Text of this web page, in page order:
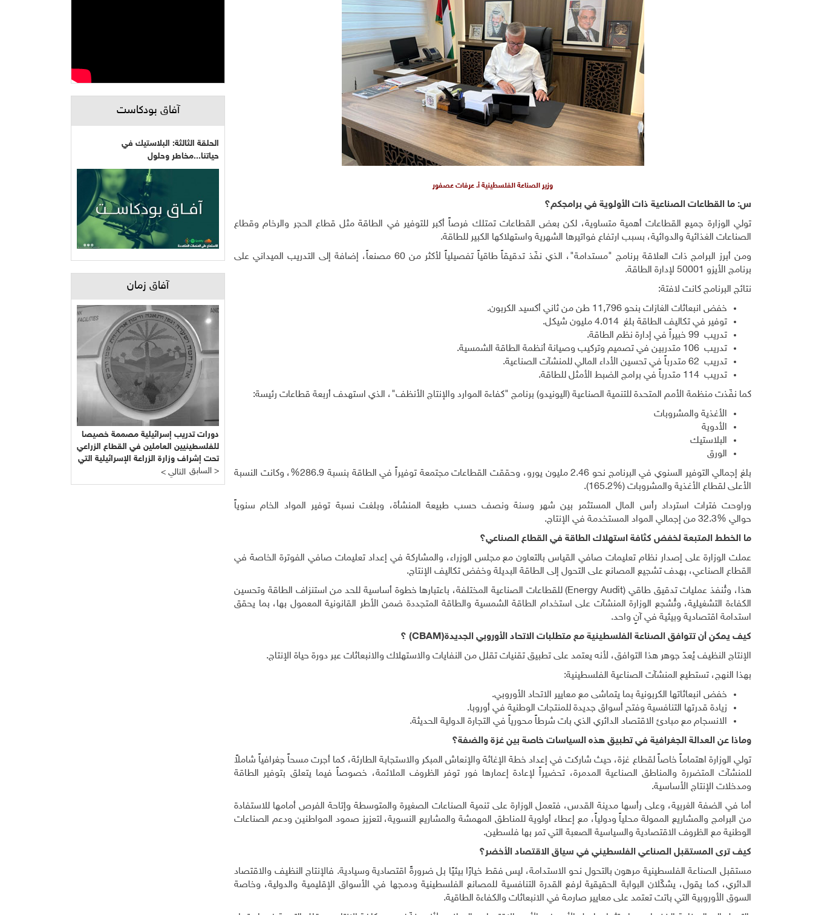
وزير الصناعة الفلسطينية أ. عرفات عصفور
س: ما القطاعات الصناعية ذات الأولوية في برامجكم؟
تولي الوزارة جميع القطاعات أهمية متساوية، لكن بعض القطاعات تمتلك فرصاً أكبر للتوفير في الطاقة مثل قطاع الحجر والرخام وقطاع
الصناعات الغذائية والدوائية، بسبب ارتفاع فواتيرها الشهرية واستهلاكها الكبير للطاقة.
ومن أبرز البرامج ذات العلاقة برنامج "مستدامة" ، الذي نفّذ تدقيقاً طاقياً تفصيلياً لأكثر من 60مصنعاً، إضافة إلى التدريب الميداني على
برنامج الأيزو 50001 لإدارة الطاقة
.
نتائج البرنامج كانت لافتة:
خفض انبعاثات الغازات بنحو 11,796 طن من ثاني أكسيد الكربون.
توفير في تكاليف الطاقة بلغ 4.014 مليون شيكل.
تدريب 99 خبيراً في إدارة نظم الطاقة.
تدريب 106 متدربين في تصميم وتركيب وصيانة أنظمة الطاقة الشمسية.
تدريب 62 متدرباً في تحسين الأداء المالي للمنشآت الصناعية.
تدريب 114 متدرباً في برامج الضبط الأمثل للطاقة.
كما نفّذت منظمة الأمم المتحدة للتنمية الصناعية (اليونيدو) برنامج "كفاءة الموارد والإنتاج الأنظف" ، الذي استهدف أربعة قطاعات رئيسة:
الأغذية والمشروبات
الأدوية
البلاستيك
الورق
بلغ إجمالي التوفير السنوي في البرنامج نحو 2.46مليون يورو، وحققت القطاعات مجتمعة توفيراً في الطاقة بنسبة 286.9 % ، وكانت النسبة
الأعلى لقطاع الأغذية والمشروبات (165.2%)
.
وراوحت فترات استرداد رأس المال المستثمر بين شهر وسنة ونصف حسب طبيعة المنشأة، وبلغت نسبة توفير المواد الخام سنوياً
حوالي 32.3% من إجمالي المواد المستخدمة في الإنتاج.
ما الخطط المتبعة لخفض كثافة استهلاك الطاقة في القطاع الصناعي؟
عملت الوزارة على إصدار نظام تعليمات صافي القياس بالتعاون مع مجلس الوزراء، والمشاركة في إعداد تعليمات صافي الفوترة الخاصة في
القطاع الصناعي، بهدف تشجيع المصانع على التحول إلى الطاقة البديلة وخفض تكاليف الإنتاج.
هذا، وتُنفذ عمليات تدقيق طاقي (Energy Audit)للقطاعات الصناعية المختلفة، باعتبارها خطوة أساسية للحد من استنزاف الطاقة وتحسين
الكفاءة التشغيلية، وتُشجع الوزارة المنشآت على استخدام الطاقة الشمسية والطاقة المتجددة ضمن الأطر القانونية المعمول بها، بما يحقق
استدامة اقتصادية وبيئية في آنٍ واحد.
كيف يمكن أن تتوافق الصناعة الفلسطينية مع متطلبات الاتحاد الأوروبي الجديدة(CBAM) ؟
الإنتاج النظيف يُعدّ جوهر هذا التوافق، لأنه يعتمد على تطبيق تقنيات تقلل من النفايات والاستهلاك والانبعاثات عبر دورة حياة الإنتاج.
بهذا النهج، تستطيع المنشآت الصناعية الفلسطينية:
خفض انبعاثاتها الكربونية بما يتماشى مع معايير الاتحاد الأوروبي.
زيادة قدرتها التنافسية وفتح أسواق جديدة للمنتجات الوطنية في أوروبا.
الانسجام مع مبادئ الاقتصاد الدائري الذي بات شرطاً محورياً في التجارة الدولية الحديثة.
وماذا عن العدالة الجغرافية في تطبيق هذه السياسات خاصة بين غزة والضفة؟
تولي الوزارة اهتماماً خاصاً لقطاع غزة، حيث شاركت في إعداد خطة الإغاثة والإنعاش المبكر والاستجابة الطارئة، كما أجرت مسحاً جغرافياً شاملاً
للمنشآت المتضررة والمناطق الصناعية المدمرة، تحضيراً لإعادة إعمارها فور توفر الظروف الملائمة، خصوصاً فيما يتعلق بتوفير الطاقة
ومدخلات الإنتاج الأساسية.
أما في الضفة الغربية، وعلى رأسها مدينة القدس، فتعمل الوزارة على تنمية الصناعات الصغيرة والمتوسطة وإتاحة الفرص أمامها للاستفادة
من البرامج والمشاريع الممولة محلياً ودولياً، مع إعطاء أولوية للمناطق المهمشة والمشاريع النسوية، لتعزيز صمود المواطنين ودعم الصناعات
الوطنية مع الظروف الاقتصادية والسياسية الصعبة التي تمر بها فلسطين.
كيف ترى المستقبل الصناعي الفلسطيني في سياق الاقتصاد الأخضر؟
مستقبل الصناعة الفلسطينية مرهون بالتحول نحو الاستدامة، ليس فقط خيارًا بيئيًا بل ضرورةً اقتصادية وسيادية. فالإنتاج النظيف والاقتصاد
الدائري، كما يقول، يشكّلان البوابة الحقيقية لرفع القدرة التنافسية للمصانع الفلسطينية ودمجها في الأسواق الإقليمية والدولية، وخاصة
السوق الأوروبية التي باتت تعتمد على معايير صارمة في الانبعاثات والكفاءة الطاقية.
آفاق بودكاست
الحلقة الثالثة: البلاستيك في
حياتنا...مخاطر وحلول
آفاق زمان
دورات تدريب إسرائيلية مصممة خصيصا
للفلسطينيين العاملين في القطاع الزراعي
تحت إشراف وزارة الزراعة الإسرائيلية التي
يرأسها يائير شَمِير نائب ليبرمان رئيس
"إسرائيل بيتنا"!!!
< التالي السابق >